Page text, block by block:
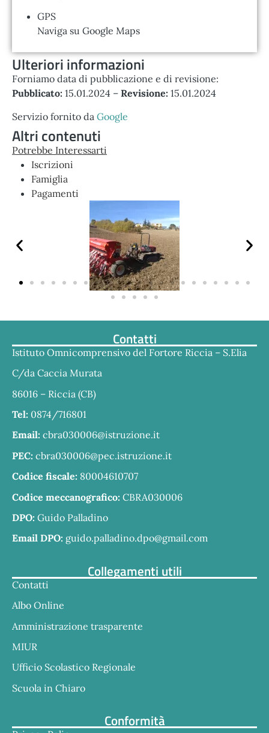
GPS
Naviga su Google Maps
Ulteriori informazioni
Forniamo data di pubblicazione e di revisione:
Pubblicato: 15.01.2024 – Revisione: 15.01.2024
Servizio fornito da Google
Altri contenuti
Potrebbe Interessarti
Iscrizioni
Famiglia
Pagamenti
Contatti
Istituto Omnicomprensivo del Fortore Riccia – S.Elia
C/da Caccia Murata
86016 – Riccia (CB)
Tel: 0874/716801
Email: cbra030006@istruzione.it
PEC: cbra030006@pec.istruzione.it
Codice fiscale: 80004610707
Codice meccanografico: CBRA030006
DPO: Guido Palladino
Email DPO: guido.palladino.dpo@gmail.com
Collegamenti utili
Contatti
Albo Online
Amministrazione trasparente
MIUR
Ufficio Scolastico Regionale
Scuola in Chiaro
Conformità